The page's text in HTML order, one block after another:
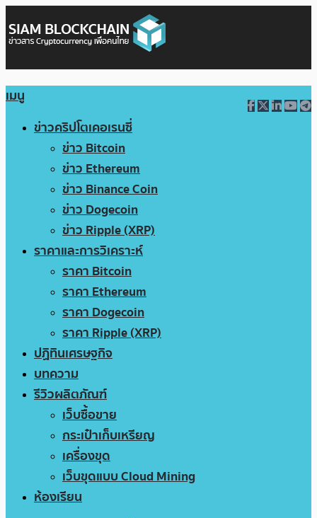
เมนู
ข่าวคริปโตเคอเรนซี่
ข่าว Bitcoin
ข่าว Ethereum
ข่าว Binance Coin
ข่าว Dogecoin
ข่าว Ripple (XRP)
ราคาและการวิเคราะห์
ราคา Bitcoin
ราคา Ethereum
ราคา Dogecoin
ราคา Ripple (XRP)
ปฏิทินเศรษฐกิจ
บทความ
รีวิวผลิตภัณฑ์
เว็บซื้อขาย
กระเป๋าเก็บเหรียญ
เครื่องขุด
เว็บขุดแบบ Cloud Mining
ห้องเรียน